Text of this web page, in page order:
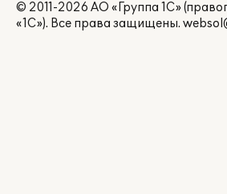
© 2011-2026 АО «Группа 1С»
«1С»). Все права защищены.